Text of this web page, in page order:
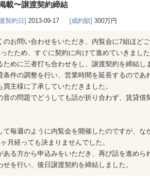
載〜譲渡契約締結
契約日] 2013-09-17 [成約額] 300万円
お問い合わせをいただき、内覧会に7組ほどご
たため、すぐに契約に向けて進めていきました
めに三者打ち合わせをし、譲渡契約を締結し
条件の調整を行い、営業時間を延長するのであ
主様に了承していただきました。
音の問題でどうしても話が折り合わず、賃貸借
て毎週のように内覧会を開催したのですが、な
月経っても決まりませんでした。
る方から申込みをいただき、再び話を進めら
を行い、後日譲渡契約を締結しました。